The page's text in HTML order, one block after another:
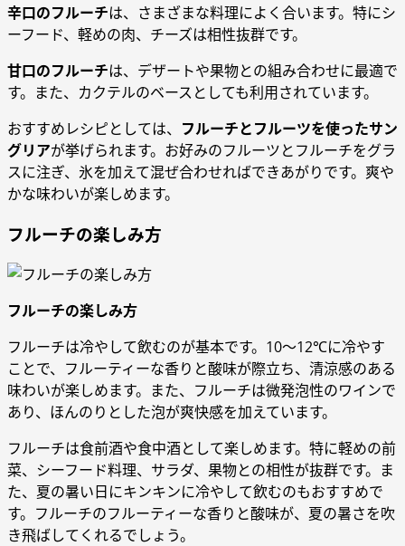
辛口のフルーチは、さまざまな料理によく合います。特にシ
ーフード、軽めの肉、チーズは相性抜群です。
甘口のフルーチは、デザートや果物との組み合わせに最適で
す。また、カクテルのベースとしても利用されています。
おすすめレシピとしては、 フルーチとフルーツを使ったサン
グリアが挙げられます。お好みのフルーツとフルーチをグラ
スに注ぎ、氷を加えて混ぜ合わせればできあがりです。爽や
かな味わいが楽しめます。
フルーチの楽しみ方
フルーチの楽しみ方
フルーチは冷やして飲むのが基本です。10～12℃に冷やす
ことで、フルーティーな香りと酸味が際立ち、清涼感のある
味わいが楽しめます。また、フルーチは微発泡性のワインで
あり、ほんのりとした泡が爽快感を加えています。
フルーチは食前酒や食中酒として楽しめます。特に軽めの前
菜、シーフード料理、サラダ、果物との相性が抜群です。ま
た、夏の暑い日にキンキンに冷やして飲むのもおすすめで
す。フルーチのフルーティーな香りと酸味が、夏の暑さを吹
き飛ばしてくれるでしょう。